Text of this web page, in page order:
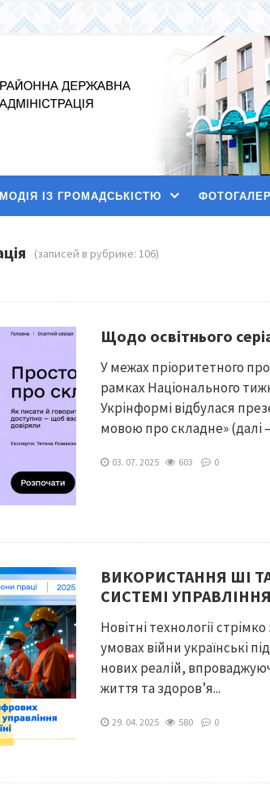
ІЗ ГРОМАДСЬКІСТЮ
(записей в рубрике: 106)
Щодо освітнього
У межах пріоритетного
рамках Національного
Укрінформі відбулася
мовою про складне» (далі
03. 07. 2025 603 0
ВИКОРИСТАННЯ ШІ
СИСТЕМІ
Новітні технології
умовах війни українські
нових реалій,
життя та здоров’я...
29. 04. 2025 580 0